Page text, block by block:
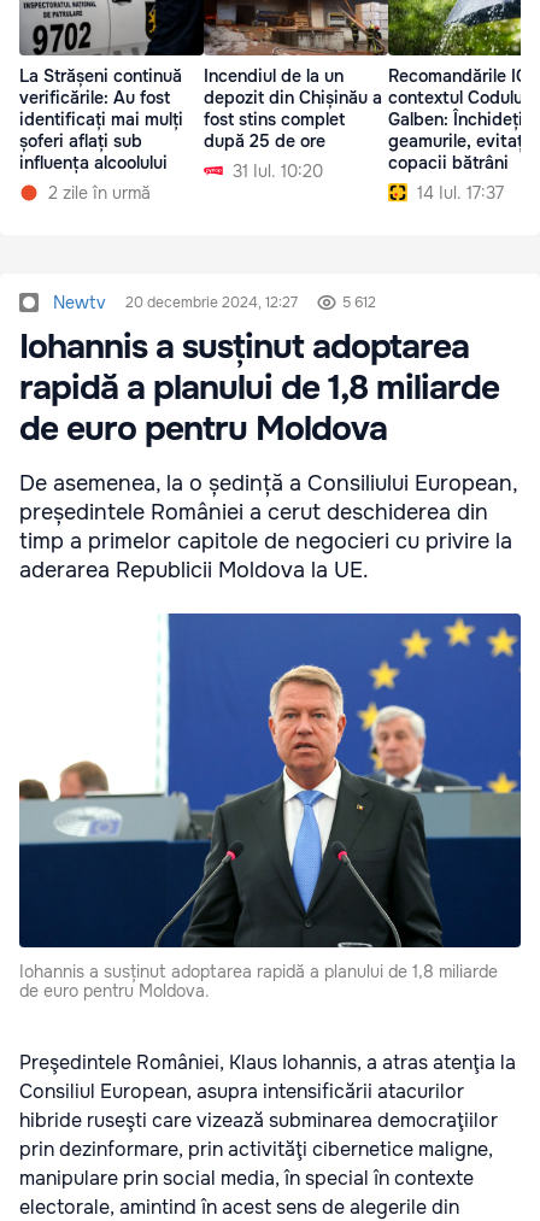
La Strășeni continuă
verificările: Au fost
identificați mai mulți
șoferi aflați sub
influența alcoolului
2 zile în urmă
Incendiul de la un
depozit din Chișinău a
fost stins complet
după 25 de ore
31 Iul. 10:20
Recomandările
contextul Codului
Galben: Închideți
geamurile, evitați
copacii bătrâni
14 Iul. 17:37
Newtv 20 decembrie 2024, 12:27 5 612
Iohannis a susținut adoptarea
rapidă a planului de 1,8 miliarde
de euro pentru Moldova
De asemenea, la o ședință a Consiliului European,
președintele României a cerut deschiderea din
timp a primelor capitole de negocieri cu privire la
aderarea Republicii Moldova la UE.
Iohannis a susținut adoptarea rapidă a planului de 1,8 miliarde
de euro pentru Moldova.
Preşedintele României, Klaus Iohannis, a atras atenţia la
Consiliul European, asupra intensificării atacurilor
hibride ruseşti care vizează subminarea democraţiilor
prin dezinformare, prin activităţi cibernetice maligne,
manipulare prin social media, în special în contexte
electorale, amintind în acest sens de alegerile din